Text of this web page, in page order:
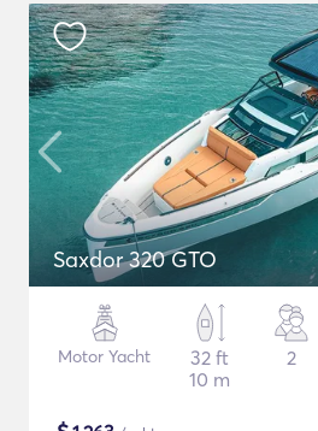
Saxdor 320 GTO
Motor Yacht
32 ft
10 m
2